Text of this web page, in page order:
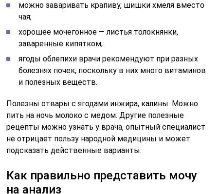
можно заваривать крапиву, шишки хмеля вместо
чая;
хорошее мочегонное — листья толокнянки,
заваренные кипятком;
ягоды облепихи врачи рекомендуют при разных
болезнях почек, поскольку в них много витаминов
и полезных веществ.
Полезны отвары с ягодами инжира, калины. Можно
пить на ночь молоко с медом. Другие полезные
рецепты можно узнать у врача, опытный специалист
не отрицает пользу народной медицины и может
подсказать действенные варианты.
Как правильно представить мочу
на анализ